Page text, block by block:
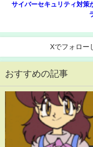
サイバーセキュリティ対策
Xでフォロー
おすすめの記事